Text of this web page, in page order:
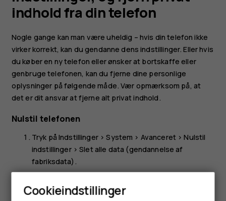
indhold fra din telefon
Nogle gange kan man være uheldig – hvis din telefon ikke
virker korrekt, kan du gendanne dens indstillinger. Eller hvis
du køber en ny telefon eller ønsker at bortskaffe eller
genbruge telefonen, kan du fjerne dine personlige
oplysninger på følgende måde. Vær opmærksom på, at
det er dit ansvar at fjerne alt privat indhold.
Nulstil telefonen
Tryk påIndstillinger>System > Avanceret >Nulstil
indstillinger>Slet alle data (gendannelse af
fabriksdata) .
Cookieindstillinger